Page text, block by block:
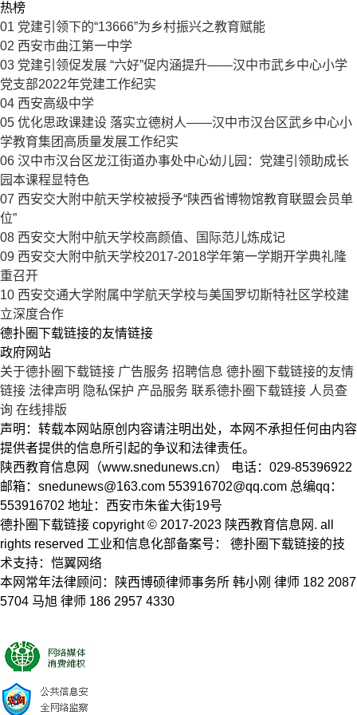
热榜
01 党建引领下的“13666”为乡村振兴之教育赋能
02 西安市曲江第一中学
03 党建引领促发展 “六好”促内涵提升——汉中市武乡中心小学
党支部2022年党建工作纪实
04 西安高级中学
05 优化思政课建设 落实立德树人——汉中市汉台区武乡中心小
学教育集团高质量发展工作纪实
06 汉中市汉台区龙江街道办事处中心幼儿园：党建引领助成长
园本课程显特色
07 西安交大附中航天学校被授予“陕西省博物馆教育联盟会员单
位”
08 西安交大附中航天学校高颜值、国际范儿炼成记
09 西安交大附中航天学校2017-2018学年第一学期开学典礼隆
重召开
10 西安交通大学附属中学航天学校与美国罗切斯特社区学校建
立深度合作
德扑圈下载链接的友情链接
政府网站
关于德扑圈下载链接 广告服务 招聘信息 德扑圈下载链接的友情
链接 法律声明 隐私保护 产品服务 联系德扑圈下载链接 人员查
询 在线排版
声明：转载本网站原创内容请注明出处，本网不承担任何由内容
提供者提供的信息所引起的争议和法律责任。
陕西教育信息网（www.snedunews.cn） 电话：029-85396922
邮箱： snedunews@163.com 553916702@qq.com 总编qq：
553916702 地址：西安市朱雀大街19号
德扑圈下载链接 copyright © 2017-2023 陕西教育信息网. all
rights reserved 工业和信息化部备案号： 德扑圈下载链接的技
术支持：恺翼网络
本网常年法律顾问：陕西博硕律师事务所 韩小刚 律师 182 2087
5704 马旭 律师 186 2957 4330